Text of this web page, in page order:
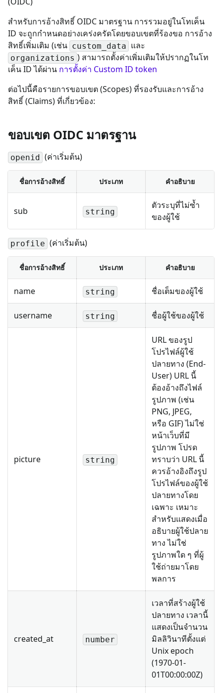
สำหรับการอ้างสิทธิ์ OIDC มาตรฐาน การรวมอยู่ในโทเค็น
ID จะถูกกำหนดอย่างเคร่งครัดโดยขอบเขตที่ร้องขอ การอ้าง
สิทธิ์เพิ่มเติม (เช่น custom_data และ
organizations ) สามารถตั้งค่าเพิ่มเติมให้ปรากฏในโท
เค็น ID ได้ผ่าน การตั้งค่า Custom ID token
ต่อไปนี้คือรายการขอบเขต (Scopes) ที่รองรับและการอ้าง
สิทธิ์ (Claims) ที่เกี่ยวข้อง:
ขอบเขต OIDC มาตรฐาน
openid (ค่าเริ่มต้น)
ชื่อการอ้างสิทธิ์ ประเภท คำอธิบาย
sub string
ตัวระบุที่ไม่ซ้ำ
ของผู้ใช้
profile (ค่าเริ่มต้น)
ชื่อการอ้างสิทธิ์ ประเภท คำอธิบาย
name string ชื่อเต็มของผู้ใช้
username string ชื่อผู้ใช้ของผู้ใช้
picture string
URL ของรูป
โปรไฟล์ผู้ใช้
ปลายทาง (End-
User) URL นี้
ต้องอ้างถึงไฟล์
รูปภาพ (เช่น
PNG, JPEG,
หรือ GIF) ไม่ใช่
หน้าเว็บที่มี
รูปภาพ โปรด
ทราบว่า URL นี้
ควรอ้างอิงถึงรูป
โปรไฟล์ของผู้ใช้
ปลายทางโดย
เฉพาะ เหมาะ
สำหรับแสดงเมื่อ
อธิบายผู้ใช้ปลาย
ทาง ไม่ใช่
รูปภาพใด ๆ ที่ผู้
ใช้ถ่ายมาโดย
พลการ
created_at number
เวลาที่สร้างผู้ใช้
ปลายทาง เวลานี้
แสดงเป็นจำนวน
มิลลิวินาทีตั้งแต่
Unix epoch
(1970-01-
01T00:00:00Z)